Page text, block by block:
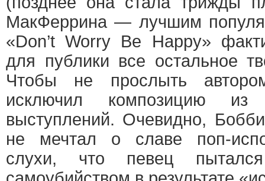
МакФеррина — лучшим
«Don’t Worry Be Happy»
для публики все остальное
Чтобы не прослыть
исключил композицию из
выступлений. Очевидно,
не мечтал о славе поп-
слухи, что певец